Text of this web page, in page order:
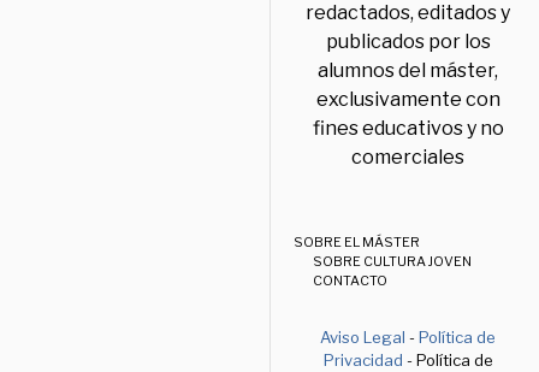
redactados, editados y
publicados por los
alumnos del máster,
exclusivamente con
fines educativos y no
comerciales
SOBRE EL MÁSTER
SOBRE CULTURA JOVEN
CONTACTO
Aviso Legal -Política de
Privacidad - Política de